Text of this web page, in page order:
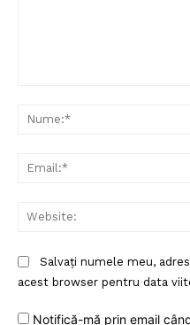
Salvați numele meu,
acest browser pentru data
Notifică-mă prin email